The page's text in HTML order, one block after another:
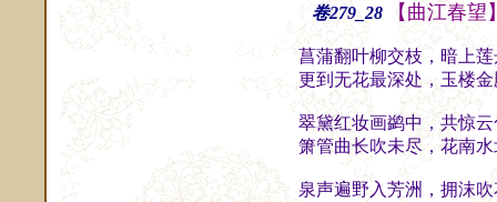
卷279_28 【曲江春望
菖蒲翻叶柳交枝，暗上
更到无花最深处，玉楼
翠黛红妆画鹢中，共惊
箫管曲长吹未尽，花南
泉声遍野入芳洲，拥沫